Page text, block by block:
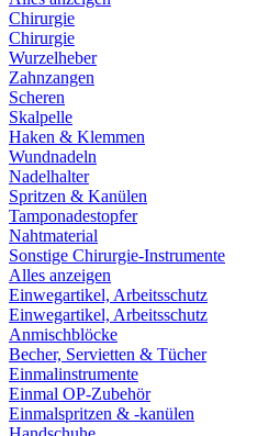
Chirurgie
Chirurgie
Wurzelheber
Zahnzangen
Scheren
Skalpelle
Haken & Klemmen
Wundnadeln
Nadelhalter
Spritzen & Kanülen
Tamponadestopfer
Nahtmaterial
Sonstige Chirurgie-Instrumente
Alles anzeigen
Einwegartikel, Arbeitsschutz
Einwegartikel, Arbeitsschutz
Anmischblöcke
Becher, Servietten & Tücher
Einmalinstrumente
Einmal OP-Zubehör
Einmalspritzen & -kanülen